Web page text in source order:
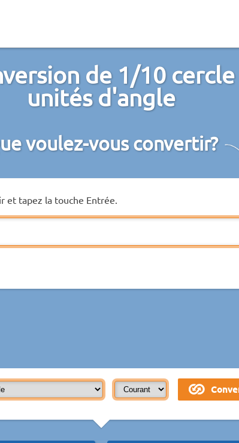
de 1/10
unités d'angle
voulez-vous convertir?
et tapez la touche Entrée.